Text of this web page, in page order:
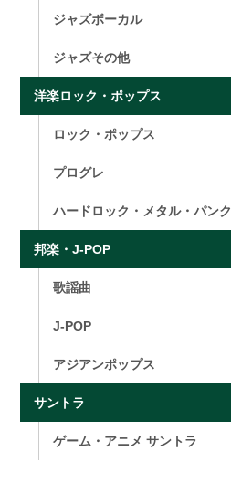
ジャズボーカル
ジャズその他
洋楽ロック・ポップス
ロック・ポップス
プログレ
ハードロック・メタル・パンク
邦楽・J-POP
歌謡曲
J-POP
アジアンポップス
サントラ
ゲーム・アニメ サントラ